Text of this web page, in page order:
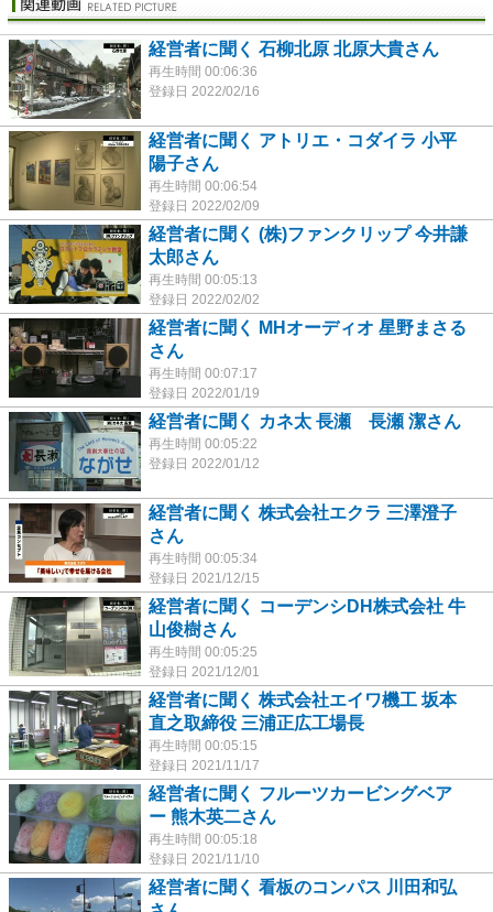
経営者に聞く 石柳北原 北原大貴さん
再生時間 00:06:36
登録日 2022/02/16
経営者に聞く アトリエ・コダイラ 小平
陽子さん
再生時間 00:06:54
登録日 2022/02/09
経営者に聞く (株)ファンクリップ 今井謙
太郎さん
再生時間 00:05:13
登録日 2022/02/02
経営者に聞く MHオーディオ 星野まさる
さん
再生時間 00:07:17
登録日 2022/01/19
経営者に聞く カネ太 長瀬 長瀬 潔さん
再生時間 00:05:22
登録日 2022/01/12
経営者に聞く 株式会社エクラ 三澤澄子
さん
再生時間 00:05:34
登録日 2021/12/15
経営者に聞く コーデンシDH株式会社 牛
山俊樹さん
再生時間 00:05:25
登録日 2021/12/01
経営者に聞く 株式会社エイワ機工 坂本
直之取締役 三浦正広工場長
再生時間 00:05:15
登録日 2021/11/17
経営者に聞く フルーツカービングベア
ー 熊木英二さん
再生時間 00:05:18
登録日 2021/11/10
経営者に聞く 看板のコンパス 川田和弘